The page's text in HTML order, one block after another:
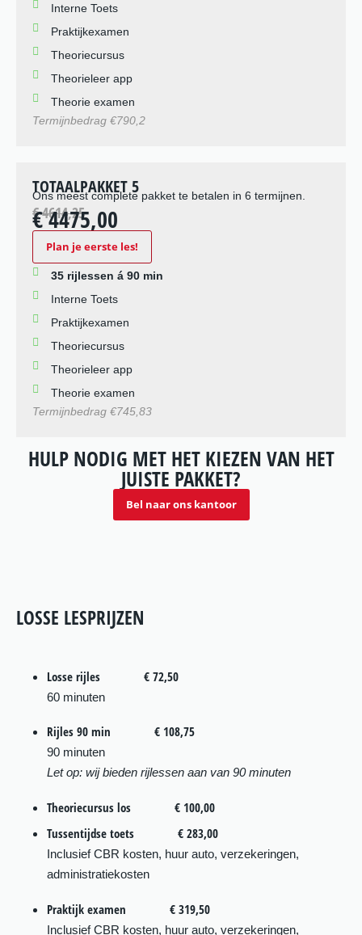
Interne Toets
Praktijkexamen
Theoriecursus
Theorieleer app
Theorie examen
Termijnbedrag €790,2
TOTAALPAKKET 5
Ons meest complete pakket te betalen in 6 termijnen.
€ 4614,25
€ 4475,00
Plan je eerste les!
35 rijlessen á 90 min
Interne Toets
Praktijkexamen
Theoriecursus
Theorieleer app
Theorie examen
Termijnbedrag €745,83
HULP NODIG MET HET KIEZEN VAN HET
JUISTE PAKKET?
Bel naar ons kantoor
LOSSE LESPRIJZEN
Losse rijles € 72,50
60 minuten
Rijles 90 min € 108,75
90 minuten
Let op: wij bieden rijlessen aan van 90 minuten
Theoriecursus los
€ 100,00
Tussentijdse toets
€ 283,00
Inclusief CBR kosten, huur auto, verzekeringen,
administratiekosten
Praktijk examen € 319,50
Inclusief CBR kosten, huur auto, verzekeringen,